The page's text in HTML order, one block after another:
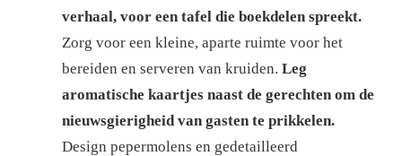
verhaal, voor een tafel die boekdelen spreekt.
Zorg voor een kleine, aparte ruimte voor het
bereiden en serveren van kruiden. Leg
aromatische kaartjes naast de gerechten om de
nieuwsgierigheid van gasten te prikkelen.
Design pepermolens en gedetailleerd